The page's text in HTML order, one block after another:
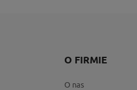
O FIRMIE
O nas